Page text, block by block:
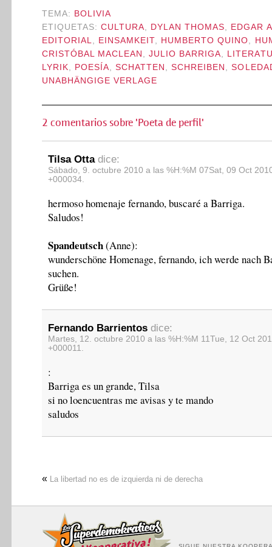
TEMA: BOLIVIA
ETIQUETAS: CULTURA, DYLAN THOMAS, EDGAR
EDITORIAL, EINSAMKEIT, HUMBERTO QUINO,
CRISTÓBAL MACLEAN , JULIO BARRIGA,
LYRIK, POESÍA, SCHATTEN ,SCHREIBEN ,
UNABHÄNGIGE VERLAGE
2 comentarios sobre 'Poeta de perfil'
Tilsa Otta dice:
Sábado, 9. octubre 2010 a las %H:%M 07Sat, 09 Oct
+000034.
hermoso homenaje fernando, buscaré a Barriga.
Saludos!
Spandeutsch(Anne):
wunderschöne Homenage, fernando, ich werde nach
suchen.
Grüße!
Fernando Barrientos dice:
Martes, 12. octubre 2010 a las %H:%M 11Tue, 12 Oct
+000011.
:
Barriga es un grande, Tilsa
si no loencuentras me avisas y te mando
saludos
« La libertad no es de izquierda ni de derecha